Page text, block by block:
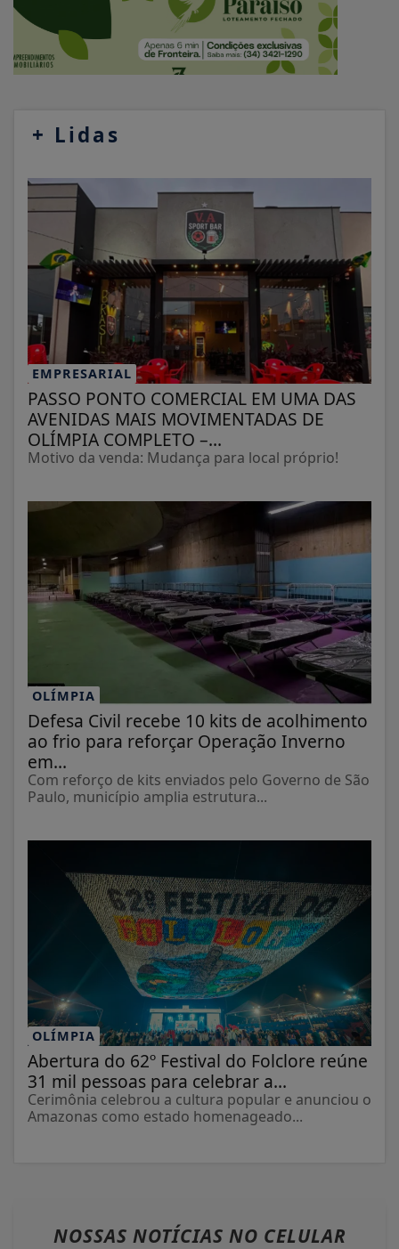
+ Lidas
EMPRESARIAL
PASSO PONTO COMERCIAL EM UMA DAS
AVENIDAS MAIS MOVIMENTADAS DE
OLÍMPIA COMPLETO –...
Motivo da venda: Mudança para local próprio!
OLÍMPIA
Defesa Civil recebe 10 kits de acolhimento
ao frio para reforçar Operação Inverno
em...
Com reforço de kits enviados pelo Governo de São
Paulo, município amplia estrutura...
OLÍMPIA
Abertura do 62º Festival do Folclore reúne
31 mil pessoas para celebrar a...
Cerimônia celebrou a cultura popular e anunciou o
Amazonas como estado homenageado...
NOSSAS NOTÍCIAS NO CELULAR